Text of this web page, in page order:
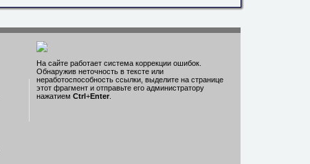
На сайте работает система коррекции ошибок.
Обнаружив неточность в тексте или
неработоспособность ссылки, выделите на странице
этот фрагмент и отправьте его администратору
нажатием Ctrl+Enter